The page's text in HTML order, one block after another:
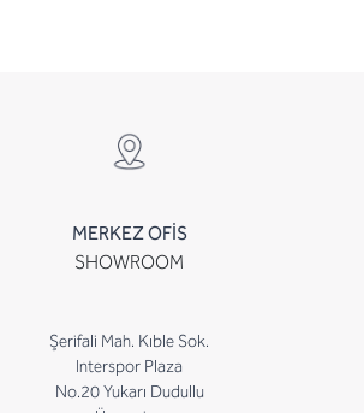
MERKEZ OFİS
SHOWROOM
Şerifali Mah. Kıble Sok.
Interspor Plaza
No.20 Yukarı Dudullu